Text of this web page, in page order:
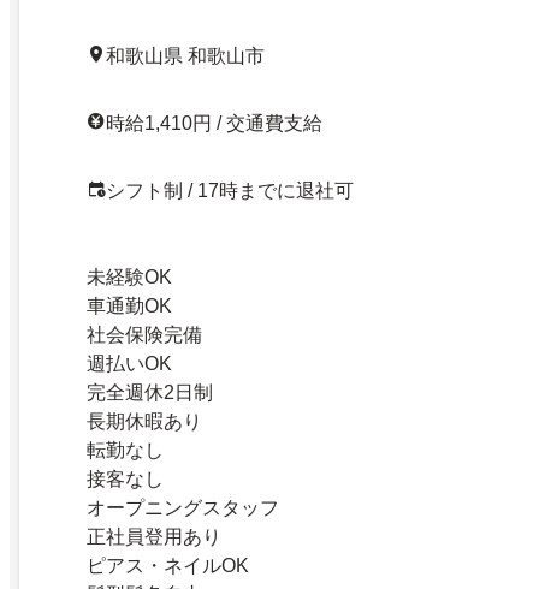
和歌山県 和歌山市
時給1,410円 / 交通費支給
シフト制 / 17時までに退社可
未経験OK
車通勤OK
社会保険完備
週払いOK
完全週休2日制
長期休暇あり
転勤なし
接客なし
オープニングスタッフ
正社員登用あり
ピアス・ネイルOK